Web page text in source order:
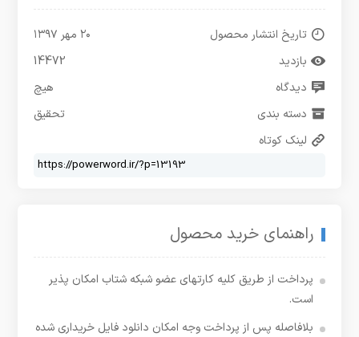
تاریخ انتشار محصول
۲۰ مهر ۱۳۹۷
بازدید
14472
دیدگاه
هیچ
دسته بندی
تحقیق
لینک کوتاه
راهنمای خرید محصول
پرداخت از طریق کلیه کارتهای عضو شبکه شتاب امکان پذیر
است.
بلافاصله پس از پرداخت وجه امکان دانلود فایل خریداری شده